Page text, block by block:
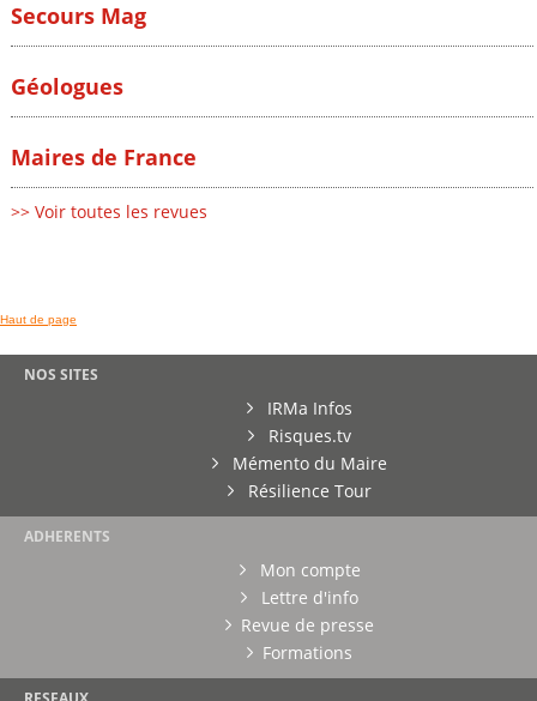
Secours Mag
Géologues
Maires de France
>> Voir toutes les revues
Haut de page
NOS SITES
IRMa Infos
Risques.tv
Mémento du Maire
Résilience Tour
ADHERENTS
Mon compte
Lettre d'info
Revue de presse
Formations